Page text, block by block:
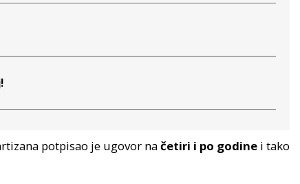
potpisao je ugovor načetiri i po godine i tako